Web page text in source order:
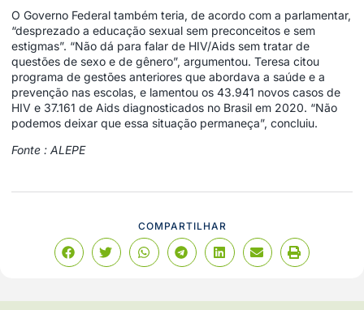
O Governo Federal também teria, de acordo com a parlamentar,
“desprezado a educação sexual sem preconceitos e sem
estigmas”. “Não dá para falar de HIV/Aids sem tratar de
questões de sexo e de gênero”, argumentou. Teresa citou
programa de gestões anteriores que abordava a saúde e a
prevenção nas escolas, e lamentou os 43.941 novos casos de
HIV e 37.161 de Aids diagnosticados no Brasil em 2020. “Não
podemos deixar que essa situação permaneça”, concluiu.
Fonte : ALEPE
COMPARTILHAR